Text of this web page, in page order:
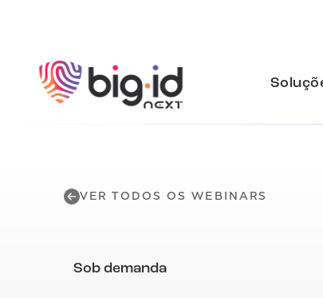
VER TODOS OS WEBINARS
Sob demanda